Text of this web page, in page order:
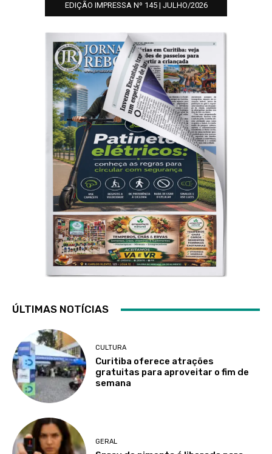
EDIÇÃO IMPRESSA Nº 145 | JULHO/2026
ÚLTIMAS NOTÍCIAS
CULTURA
Curitiba oferece atrações
gratuitas para aproveitar o fim de
semana
GERAL